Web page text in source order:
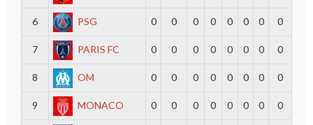
6 PSG 0 0 0 0 0 0 0 0
7 PARIS FC 0 0 0 0 0 0 0 0
8 OM 0 0 0 0 0 0 0 0
9 MONACO 0 0 0 0 0 0 0 0